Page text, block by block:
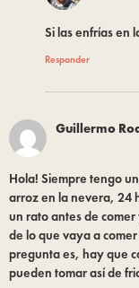
Si las enfrías en
Responder
Guillermo
Hola! Siempre tengo
arroz en la nevera, 24
un rato antes de
de lo que vaya a
pregunta es, hay que
pueden tomar así de